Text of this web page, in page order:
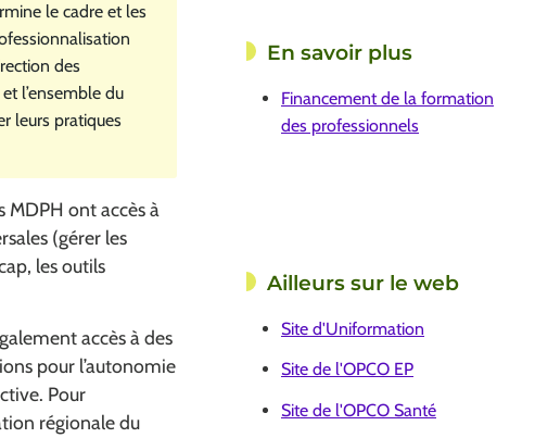
le cadre et les
des
l’ensemble du
leurs pratiques
ont accès à
(gérer les
les outils
accès à des
pour l’autonomie
Pour
régionale du
En savoir plus
Financement de la formation
des professionnels
Ailleurs sur le web
Site d'Uniformation
Site de l'OPCO EP
Site de l'OPCO Santé